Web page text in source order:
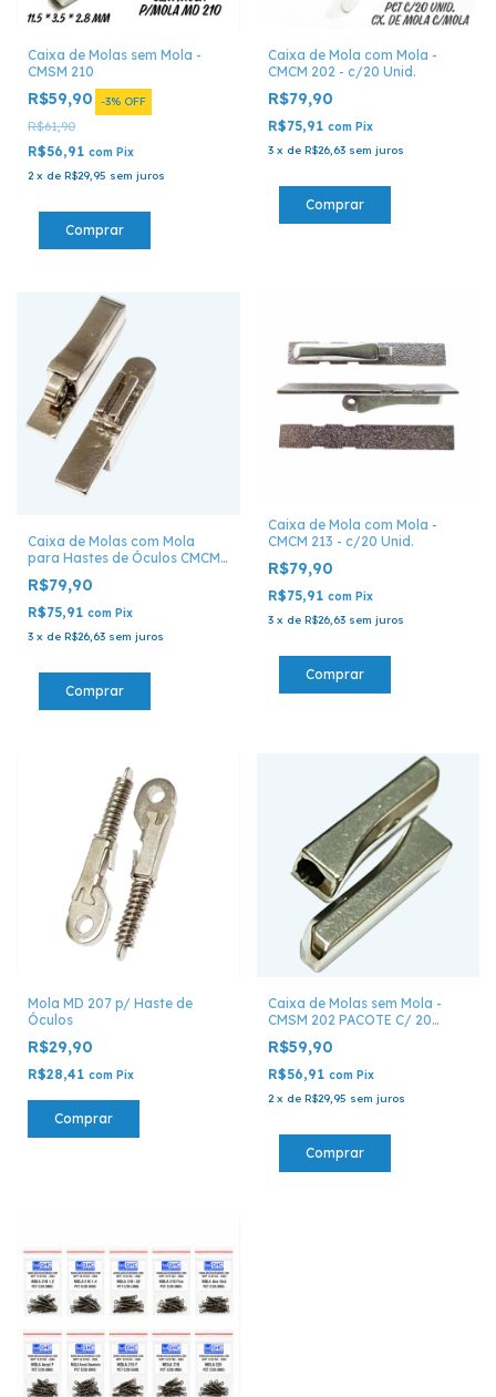
Caixa de Molas sem Mola -
CMSM 210
R$59,90 -3% OFF
R$61,90
R$56,91 com Pix
2 x de R$29,95 sem juros
Caixa de Mola com Mola -
CMCM 202 - c/20 Unid.
R$79,90
R$75,91 com Pix
3 x de R$26,63 sem juros
Caixa de Molas com Mola
para Hastes de Óculos CMCM
26
R$79,90
R$75,91 com Pix
3 x de R$26,63 sem juros
Caixa de Mola com Mola -
CMCM 213 - c/20 Unid.
R$79,90
R$75,91 com Pix
3 x de R$26,63 sem juros
Mola MD 207 p/ Haste de
Óculos
R$29,90
R$28,41 com Pix
Comprar
Caixa de Molas sem Mola -
CMSM 202 PACOTE C/ 20
R$59,90
R$56,91 com Pix
2 x de R$29,95 sem juros